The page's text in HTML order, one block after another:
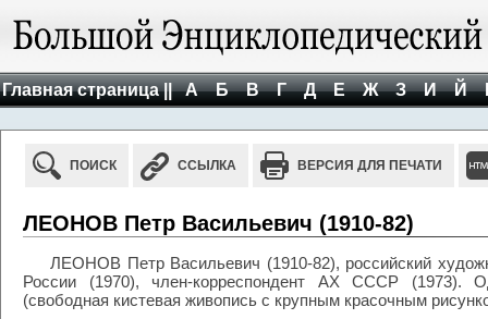
Главная страница || А Б В Г Д Е Ж З И Й
ПОИСК ССЫЛКА ВЕРСИЯ ДЛЯ ПЕЧАТИ
ЛЕОНОВ Петр Васильевич (1910-82)
ЛЕОНОВ Петр Васильевич (1910-82), российский
России (1970), член-корреспондент АХ СССР (1973).
(свободная кистевая живопись с крупным красочным